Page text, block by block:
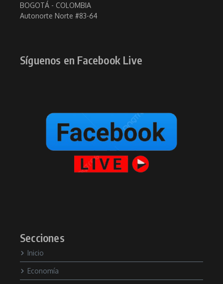
BOGOTÁ - COLOMBIA
Autonorte Norte #83-64
Síguenos en Facebook Live
Secciones
Inicio
Economía